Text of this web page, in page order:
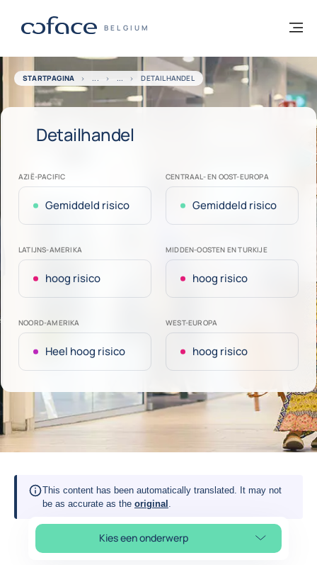
COFACE, FOR TRADE - GROEP WEBSITE
BELGIUM
Terug naar startpagina
STARTPAGINA DETAILHANDEL
Detailhandel
AZIË-PACIFIC
Gemiddeld risico
CENTRAAL- EN OOST-EUROPA
Gemiddeld risico
LATIJNS-AMERIKA
hoog risico
MIDDEN-OOSTEN EN TURKIJE
hoog risico
NOORD-AMERIKA
Heel hoog risico
WEST-EUROPA
hoog risico
This content has been automatically translated. It may not
be as accurate as the original .
Kies een onderwerp
Select page section